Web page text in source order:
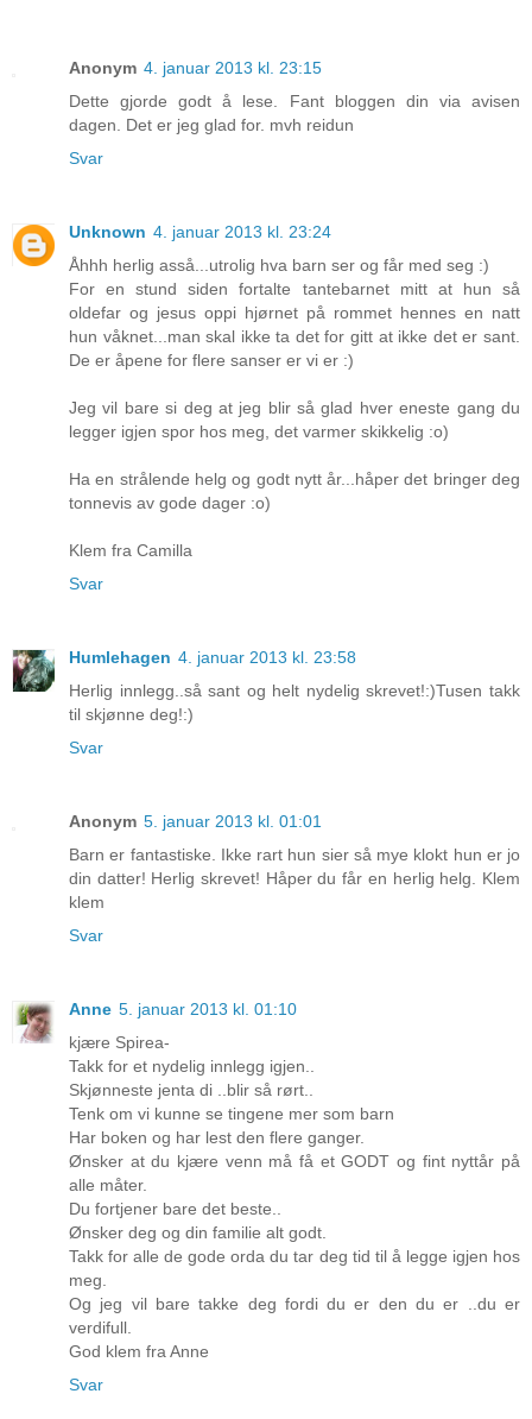
Anonym 4. januar 2013 kl. 23:15
Dette gjorde godt å lese. Fant bloggen din via avisen
dagen. Det er jeg glad for. mvh reidun
Svar
Unknown 4. januar 2013 kl. 23:24
Åhhh herlig asså...utrolig hva barn ser og får med seg :)
For en stund siden fortalte tantebarnet mitt at hun så
oldefar og jesus oppi hjørnet på rommet hennes en natt
hun våknet...man skal ikke ta det for gitt at ikke det er sant.
De er åpene for flere sanser er vi er :)
Jeg vil bare si deg at jeg blir så glad hver eneste gang du
legger igjen spor hos meg, det varmer skikkelig :o)
Ha en strålende helg og godt nytt år...håper det bringer deg
tonnevis av gode dager :o)
Klem fra Camilla
Svar
Humlehagen 4. januar 2013 kl. 23:58
Herlig innlegg..så sant og helt nydelig skrevet!:)Tusen takk
til skjønne deg!:)
Svar
Anonym 5. januar 2013 kl. 01:01
Barn er fantastiske. Ikke rart hun sier så mye klokt hun er jo
din datter! Herlig skrevet! Håper du får en herlig helg. Klem
klem
Svar
Anne 5. januar 2013 kl. 01:10
kjære Spirea-
Takk for et nydelig innlegg igjen..
Skjønneste jenta di ..blir så rørt..
Tenk om vi kunne se tingene mer som barn
Har boken og har lest den flere ganger.
Ønsker at du kjære venn må få et GODT og fint nyttår på
alle måter.
Du fortjener bare det beste..
Ønsker deg og din familie alt godt.
Takk for alle de gode orda du tar deg tid til å legge igjen hos
meg.
Og jeg vil bare takke deg fordi du er den du er ..du er
verdifull.
God klem fra Anne
Svar